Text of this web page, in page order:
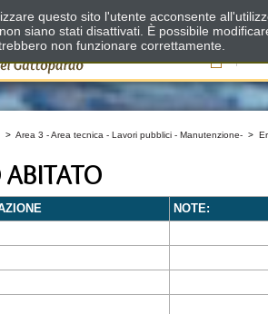
Il
> Area 3 - Area tecnica - Lavori pubblici - Manutenzione- >
NOTE:
questo sito l'utente acconsente
siano stati disattivati. È possibile
non funzionare correttamente.